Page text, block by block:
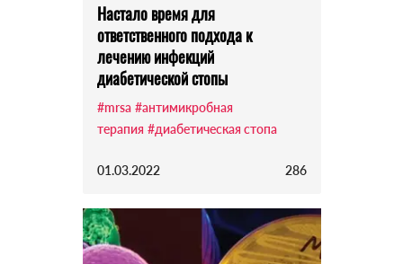
Настало время для
ответственного подхода к
лечению инфекций
диабетической стопы
#mrsa #антимикробная
терапия #диабетическая стопа
01.03.2022 286